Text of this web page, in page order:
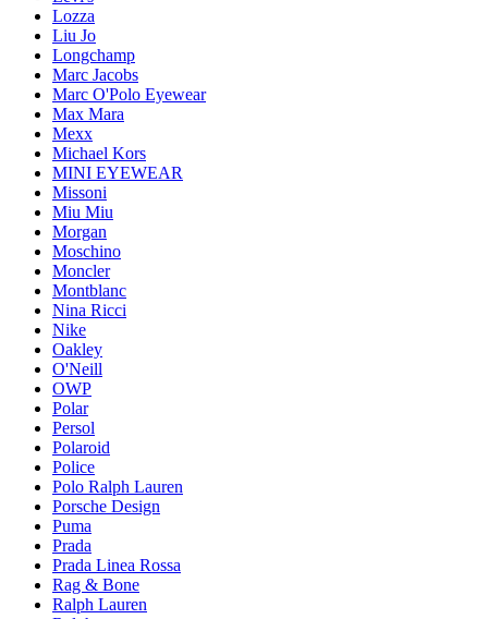
Lozza
Liu Jo
Longchamp
Marc Jacobs
Marc O'Polo Eyewear
Max Mara
Mexx
Michael Kors
MINI EYEWEAR
Missoni
Miu Miu
Morgan
Moschino
Moncler
Montblanc
Nina Ricci
Nike
Oakley
O'Neill
OWP
Polar
Persol
Polaroid
Police
Polo Ralph Lauren
Porsche Design
Puma
Prada
Prada Linea Rossa
Rag & Bone
Ralph Lauren